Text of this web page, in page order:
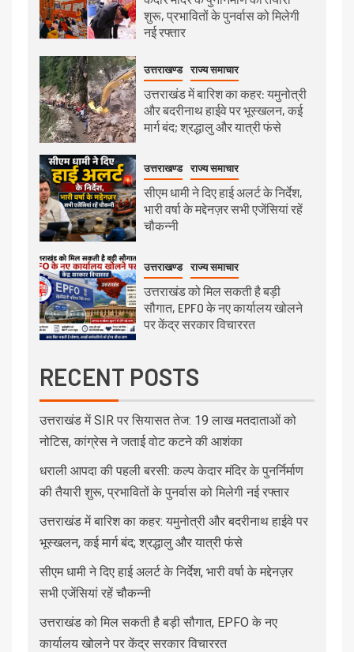
शुरू, प्रभावितों के पुनर्वास को मिलेगी
नई रफ्तार
उत्तराखण्ड राज्य समाचार
उत्तराखंड में बारिश का कहर: यमुनोत्री
और बदरीनाथ हाईवे पर भूस्खलन, कई
मार्ग बंद; श्रद्धालु और यात्री फंसे
उत्तराखण्ड राज्य समाचार
सीएम धामी ने दिए हाई अलर्ट के निर्देश,
भारी वर्षा के मद्देनज़र सभी एजेंसियां रहें
चौकन्नी
उत्तराखण्ड राज्य समाचार
उत्तराखंड को मिल सकती है बड़ी
सौगात, EPFO के नए कार्यालय खोलने
पर केंद्र सरकार विचाररत
RECENT POSTS
उत्तराखंड में SIR पर सियासत तेज: 19 लाख मतदाताओं को
नोटिस, कांग्रेस ने जताई वोट कटने की आशंका
धराली आपदा की पहली बरसी: कल्प केदार मंदिर के पुनर्निर्माण
की तैयारी शुरू, प्रभावितों के पुनर्वास को मिलेगी नई रफ्तार
उत्तराखंड में बारिश का कहर: यमुनोत्री और बदरीनाथ हाईवे पर
भूस्खलन, कई मार्ग बंद; श्रद्धालु और यात्री फंसे
सीएम धामी ने दिए हाई अलर्ट के निर्देश, भारी वर्षा के मद्देनज़र
सभी एजेंसियां रहें चौकन्नी
उत्तराखंड को मिल सकती है बड़ी सौगात, EPFO के नए
कार्यालय खोलने पर केंद्र सरकार विचाररत